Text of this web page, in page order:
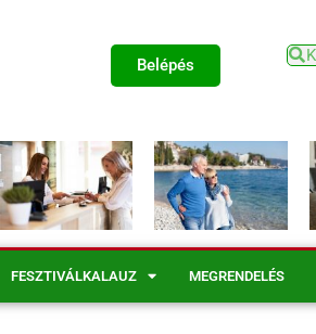
Belépés
FESZTIVÁLKALAUZ MEGRENDELÉS